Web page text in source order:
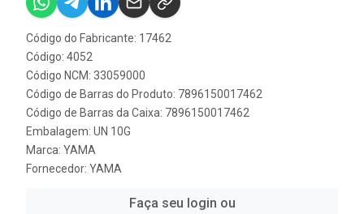
Código do Fabricante: 17462
Código: 4052
Código NCM: 33059000
Código de Barras do Produto: 7896150017462
Código de Barras da Caixa: 7896150017462
Embalagem: UN 10G
Marca: YAMA
Fornecedor: YAMA
Faça seu login ou